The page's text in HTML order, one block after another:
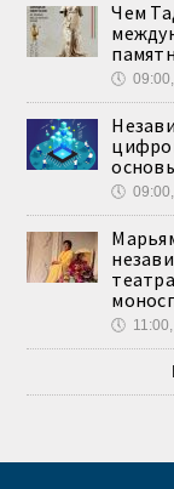
Чем
🕔
🕔
🕔